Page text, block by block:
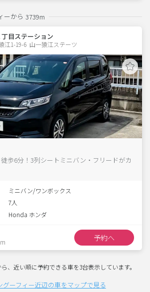
ーから 3739m
目ステーション
江1-19-6  山一猿江ステーツ
歩6分！3列シートミニバン・フリードがカ
ミニバン/ワンボックス
7人
Honda ホンダ
予約へ
、近い順に予約できる車を3台表示しています。
グーフィー近辺の車をマップで見る